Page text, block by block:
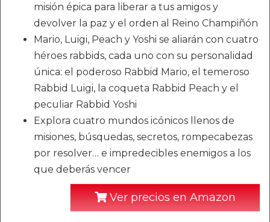
misión épica para liberar a tus amigos y
devolver la paz y el orden al Reino Champiñón
Mario, Luigi, Peach y Yoshi se aliarán con cuatro
héroes rabbids, cada uno con su personalidad
única: el poderoso Rabbid Mario, el temeroso
Rabbid Luigi, la coqueta Rabbid Peach y el
peculiar Rabbid Yoshi
Explora cuatro mundos icónicos llenos de
misiones, búsquedas, secretos, rompecabezas
por resolver… e impredecibles enemigos a los
que deberás vencer
Ver precios en Amazon